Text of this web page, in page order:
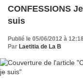
CONFESSIONS
suis
Publié le 05/06/2012 à
Par Laetitia de La B